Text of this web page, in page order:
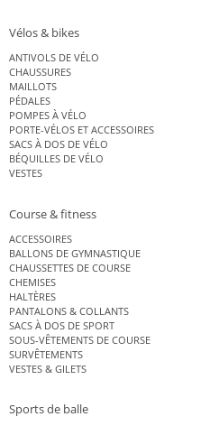
Vélos & bikes
ANTIVOLS DE VÉLO
CHAUSSURES
MAILLOTS
PÉDALES
POMPES À VÉLO
PORTE-VÉLOS ET ACCESSOIRES
SACS À DOS DE VÉLO
BÉQUILLES DE VÉLO
VESTES
Course & fitness
ACCESSOIRES
BALLONS DE GYMNASTIQUE
CHAUSSETTES DE COURSE
CHEMISES
HALTÈRES
PANTALONS & COLLANTS
SACS À DOS DE SPORT
SOUS-VÊTEMENTS DE COURSE
SURVÊTEMENTS
VESTES & GILETS
Sports de balle